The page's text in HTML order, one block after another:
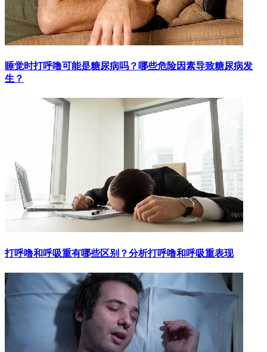
睡觉时打呼噜可能是糖尿病吗？哪些危险因素导致糖尿病发
生？
打呼噜和呼吸重有哪些区别？分析打呼噜和呼吸重表现